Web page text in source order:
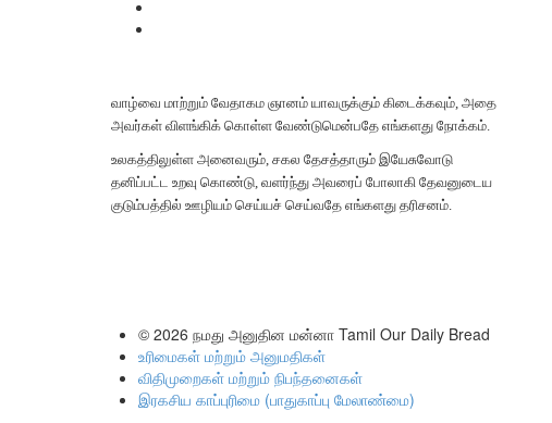
வாழ்வை மாற்றும் வேதாகம ஞானம் யாவருக்கும் கிடைக்கவும், அதை
அவர்கள் விளங்கிக் கொள்ள வேண்டுமென்பதே எங்களது நோக்கம்.
உலகத்திலுள்ள அனைவரும், சகல தேசத்தாரும் இயேசுவோடு
தனிப்பட்ட உறவு கொண்டு, வளர்ந்து அவரைப் போலாகி தேவனுடைய
குடும்பத்தில் ஊழியம் செய்யச் செய்வதே எங்களது தரிசனம்.
© 2026 நமது அனுதின மன்னா Tamil Our Daily Bread
உரிமைகள் மற்றும் அனுமதிகள்
விதிமுறைகள் மற்றும் நிபந்தனைகள்
இரகசிய காப்புரிமை (பாதுகாப்பு மேலாண்மை)